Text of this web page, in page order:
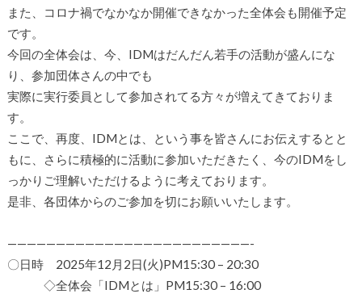
また、コロナ禍でなかなか開催できなかった全体会も開催予定
です。
今回の全体会は、今、IDMはだんだん若手の活動が盛んにな
り、参加団体さんの中でも
実際に実行委員として参加されてる方々が増えてきておりま
す。
ここで、再度、IDMとは、という事を皆さんにお伝えするとと
もに、さらに積極的に活動に参加いただきたく、今のIDMをし
っかりご理解いただけるように考えております。
是非、各団体からのご参加を切にお願いいたします。
—————————————————————————-
〇日時 2025年12月2日(火)PM15:30 – 20:30
◇全体会「IDMとは」PM15:30 – 16:00